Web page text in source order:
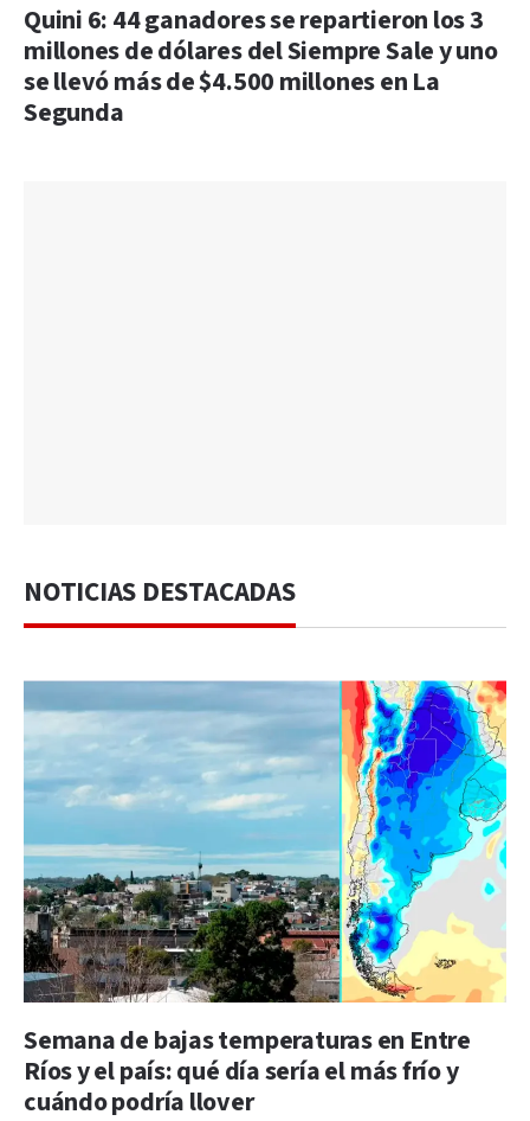
Quini 6: 44 ganadores se repartieron los 3
millones de dólares del Siempre Sale y uno
se llevó más de $4.500 millones en La
Segunda
NOTICIAS DESTACADAS
Semana de bajas temperaturas en Entre
Ríos y el país: qué día sería el más frío y
cuándo podría llover